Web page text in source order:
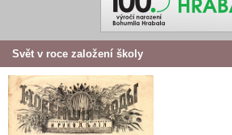
Svět v roce založení školy